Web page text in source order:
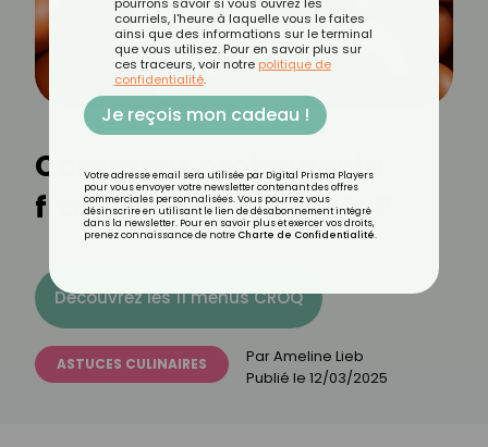
Comment prolonger la
fraîcheur de ses œufs ?
Découvrez les 11 menus CROQ
ASTUCES CULINAIRES ParAmeline Lieb
Publié le 12/03/2025
courriels, l'heure à laquelle vous le faites
ainsi que des informations sur le terminal
que vous utilisez. Pour en savoir plus sur
ces traceurs, voir notre politique de
confidentialité.
Je reçois mon cadeau !
Votre adresse email sera utilisée par Digital Prisma Players
pour vous envoyer votre newsletter contenant des offres
commerciales personnalisées. Vous pourrez vous
désinscrire en utilisant le lien de désabonnement intégré
dans la newsletter. Pour en savoir plus et exercer vos droits,
prenez connaissance de notre Charte de Confidentialité.